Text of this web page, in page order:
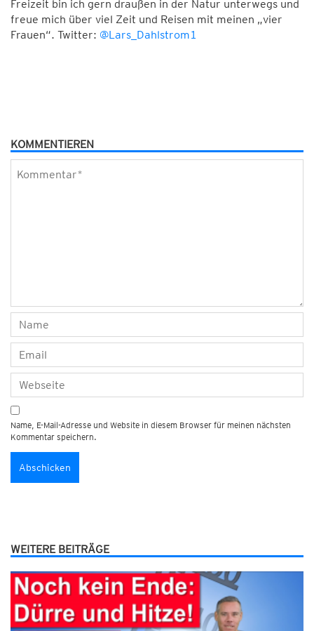
Freizeit bin ich gern draußen in der Natur unterwegs und
freue mich über viel Zeit und Reisen mit meinen „vier
Frauen“. Twitter: @Lars_Dahlstrom1
KOMMENTIEREN
Name, E-Mail-Adresse und Website in diesem Browser für meinen nächsten
Kommentar speichern.
WEITERE BEITRÄGE